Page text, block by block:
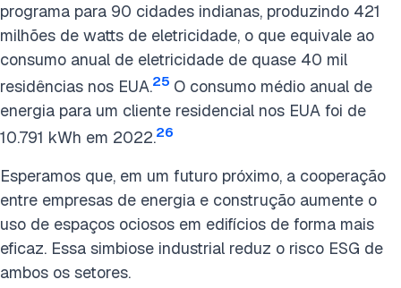
programa para 90 cidades indianas, produzindo 421
milhões de watts de eletricidade, o que equivale ao
consumo anual de eletricidade de quase 40 mil
residências nos EUA.25 O consumo médio anual de
energia para um cliente residencial nos EUA foi de
10.791 kWh em 2022.26
Esperamos que, em um futuro próximo, a cooperação
entre empresas de energia e construção aumente o
uso de espaços ociosos em edifícios de forma mais
eficaz. Essa simbiose industrial reduz o risco ESG de
ambos os setores.